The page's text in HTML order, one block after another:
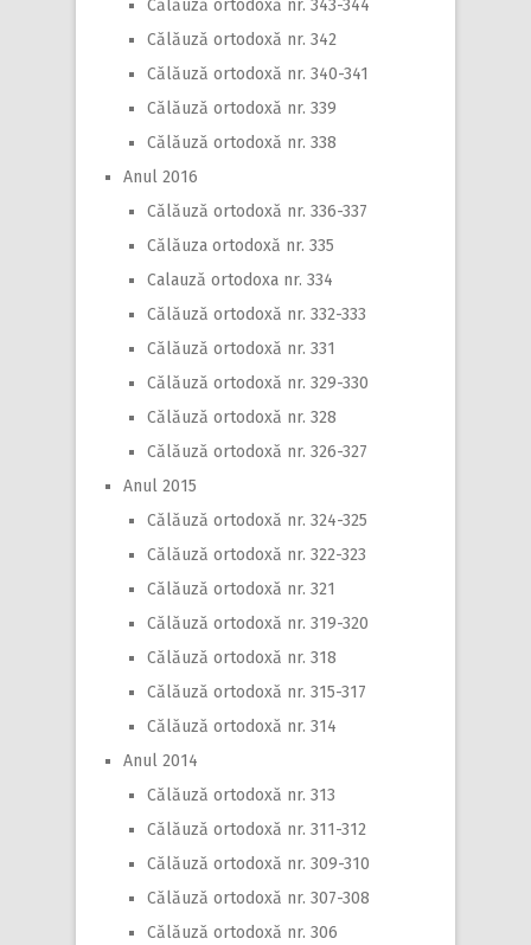
Călăuză ortodoxă nr. 343-344
Călăuză ortodoxă nr. 342
Călăuză ortodoxă nr. 340-341
Călăuză ortodoxă nr. 339
Călăuză ortodoxă nr. 338
Anul 2016
Călăuză ortodoxă nr. 336-337
Călăuza ortodoxă nr. 335
Calauză ortodoxa nr. 334
Călăuză ortodoxă nr. 332-333
Călăuză ortodoxă nr. 331
Călăuză ortodoxă nr. 329-330
Călăuză ortodoxă nr. 328
Călăuză ortodoxă nr. 326-327
Anul 2015
Călăuză ortodoxă nr. 324-325
Călăuză ortodoxă nr. 322-323
Călăuză ortodoxă nr. 321
Călăuză ortodoxă nr. 319-320
Călăuză ortodoxă nr. 318
Călăuză ortodoxă nr. 315-317
Călăuză ortodoxă nr. 314
Anul 2014
Călăuză ortodoxă nr. 313
Călăuză ortodoxă nr. 311-312
Călăuză ortodoxă nr. 309-310
Călăuză ortodoxă nr. 307-308
Călăuză ortodoxă nr. 306